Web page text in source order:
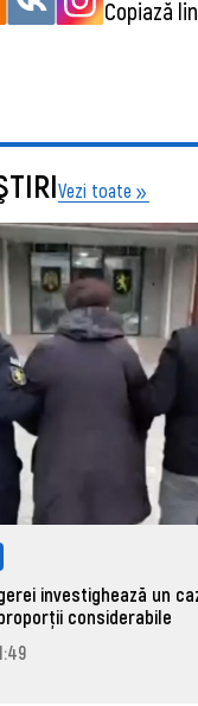
Copiază
Vezi toate
investighează un
considerabile